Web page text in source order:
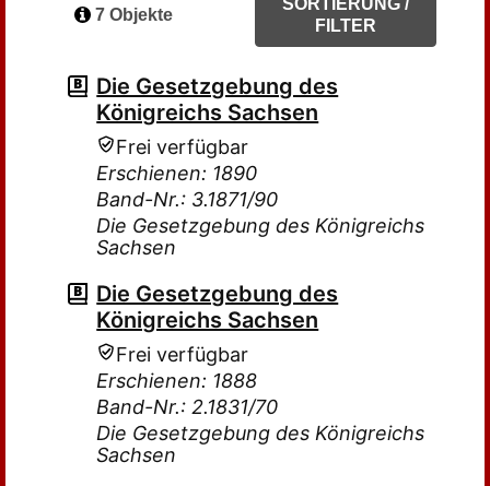
7 Objekte
SORTIERUNG /
FILTER
Die Gesetzgebung des
Königreichs Sachsen
Frei verfügbar
Erschienen: 1890
Band-Nr.: 3.1871/90
Die Gesetzgebung des Königreichs
Sachsen
Die Gesetzgebung des
Königreichs Sachsen
Frei verfügbar
Erschienen: 1888
Band-Nr.: 2.1831/70
Die Gesetzgebung des Königreichs
Sachsen